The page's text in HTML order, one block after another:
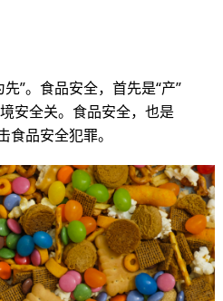
”。食品安全，首先是“产”
安全关。食品安全，也是
食品安全犯罪。